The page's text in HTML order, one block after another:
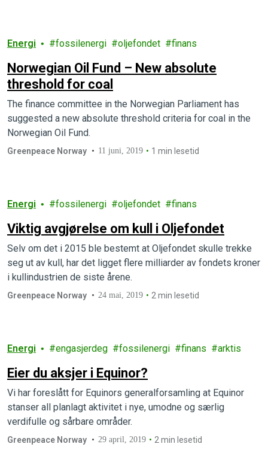
Energi fossilenergi oljefondet finans
Norwegian Oil Fund – New absolute
threshold for coal
The finance committee in the Norwegian Parliament has
suggested a new absolute threshold criteria for coal in the
Norwegian Oil Fund.
Greenpeace Norway 11 juni, 2019 1 min lesetid
Energi fossilenergi oljefondet finans
Viktig avgjørelse om kull i Oljefondet
Selv om det i 2015 ble bestemt at Oljefondet skulle trekke
seg ut av kull, har det ligget flere milliarder av fondets kroner
i kullindustrien de siste årene.
Greenpeace Norway 24 mai, 2019 2 min lesetid
Energi engasjerdeg fossilenergi finans arktis
Eier du aksjer i Equinor?
Vi har foreslått for Equinors generalforsamling at Equinor
stanser all planlagt aktivitet i nye, umodne og særlig
verdifulle og sårbare områder.
Greenpeace Norway 29 april, 2019 2 min lesetid